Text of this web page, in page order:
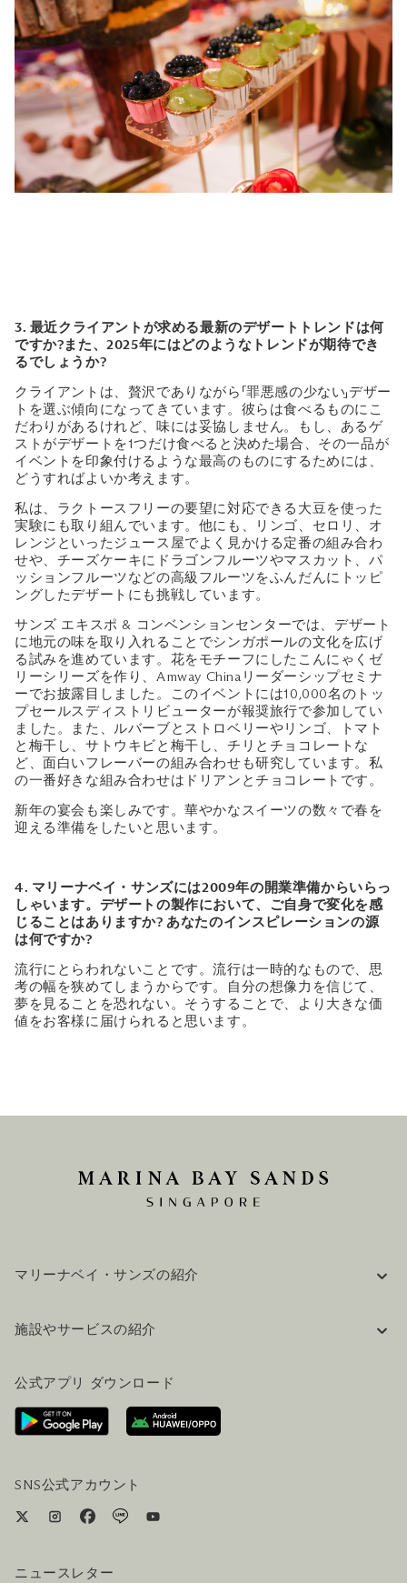
3. 最近クライアントが求める最新のデザートトレンドは何
ですか?また、2025年にはどのようなトレンドが期待でき
るでしょうか?
クライアントは、贅沢でありながら「罪悪感の少ない」デザー
トを選ぶ傾向になってきています。彼らは食べるものにこ
だわりがあるけれど、味には妥協しません。もし、あるゲ
ストがデザートを1つだけ食べると決めた場合、その一品が
イベントを印象付けるような最高のものにするためには、
どうすればよいか考えます。
私は、ラクトースフリーの要望に対応できる大豆を使った
実験にも取り組んでいます。他にも、リンゴ、セロリ、オ
レンジといったジュース屋でよく見かける定番の組み合わ
せや、チーズケーキにドラゴンフルーツやマスカット、パ
ッションフルーツなどの高級フルーツをふんだんにトッピ
ングしたデザートにも挑戦しています。
サンズ エキスポ & コンベンションセンターでは、デザート
に地元の味を取り入れることでシンガポールの文化を広げ
る試みを進めています。花をモチーフにしたこんにゃくゼ
リーシリーズを作り、Amway Chinaリーダーシップセミナ
ーでお披露目しました。このイベントには10,000名のトッ
プセールスディストリビューターが報奨旅行で参加してい
ました。また、ルバーブとストロベリーやリンゴ、トマト
と梅干し、サトウキビと梅干し、チリとチョコレートな
ど、面白いフレーバーの組み合わせも研究しています。私
の一番好きな組み合わせはドリアンとチョコレートです。
新年の宴会も楽しみです。華やかなスイーツの数々で春を
迎える準備をしたいと思います。
4. マリーナベイ・サンズには2009年の開業準備からいらっ
しゃいます。デザートの製作において、ご自身で変化を感
じることはありますか? あなたのインスピレーションの源
は何ですか?
流行にとらわれないことです。流行は一時的なもので、思
考の幅を狭めてしまうからです。自分の想像力を信じて、
夢を見ることを恐れない。そうすることで、より大きな価
値をお客様に届けられると思います。
マリーナベイ・サンズの紹介
採用情報
お問い合わせ
施設やサービスの紹介
ご来場にあたって
ホテルへのアクセス
ビジター向けサービス
公式アプリ ダウンロード
SNS公式アカウント
ニュースレター